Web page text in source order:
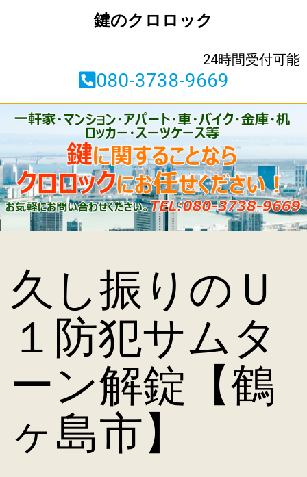
鍵のクロロック
24時間受付可能
080-3738-9669
久し振りのＵ
１防犯サムタ
ーン解錠【鶴
ヶ島市】